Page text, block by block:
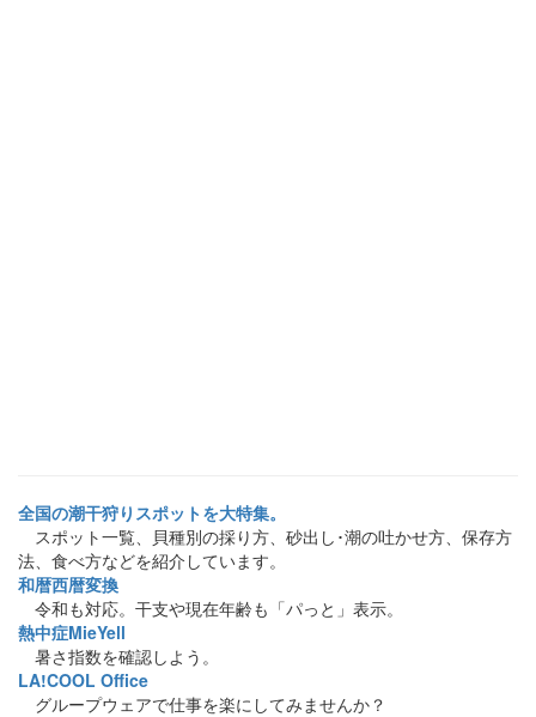
全国の潮干狩りスポットを大特集。
スポット一覧、貝種別の採り方、砂出し･潮の吐かせ方、保存方
法、食べ方などを紹介しています。
和暦西暦変換
令和も対応。干支や現在年齢も「パっと」表示。
熱中症MieYell
暑さ指数を確認しよう。
LA!COOL Office
グループウェアで仕事を楽にしてみませんか？